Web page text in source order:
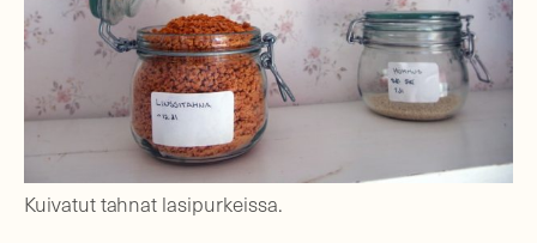
Kuivatut tahnat lasipurkeissa.